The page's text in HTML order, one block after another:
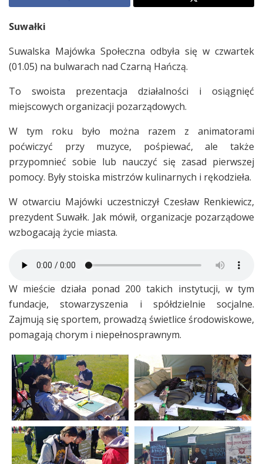
Suwałki
Suwalska Majówka Społeczna odbyła się w czwartek
(01.05) na bulwarach nad Czarną Hańczą.
To swoista prezentacja działalności i osiągnięć
miejscowych organizacji pozarządowych.
W tym roku było można razem z animatorami
poćwiczyć przy muzyce, pośpiewać, ale także
przypomnieć sobie lub nauczyć się zasad pierwszej
pomocy. Były stoiska mistrzów kulinarnych i rękodzieła.
W otwarciu Majówki uczestniczył Czesław Renkiewicz,
prezydent Suwałk. Jak mówił, organizacje pozarządowe
wzbogacają życie miasta.
W mieście działa ponad 200 takich instytucji, w tym
fundacje, stowarzyszenia i spółdzielnie socjalne.
Zajmują się sportem, prowadzą świetlice środowiskowe,
pomagają chorym i niepełnosprawnym.